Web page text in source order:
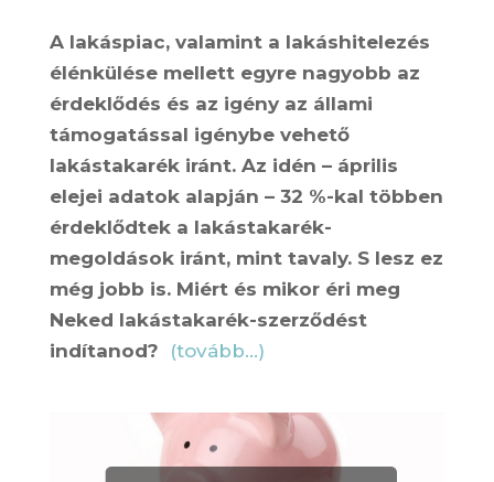
A lakáspiac, valamint a lakáshitelezés
élénkülése mellett egyre nagyobb az
érdeklődés és az igény az állami
támogatással igénybe vehető
lakástakarék iránt. Az idén – április
elejei adatok alapján – 32 %-kal többen
érdeklődtek a lakástakarék-
megoldások iránt, mint tavaly. S lesz ez
még jobb is. Miért és mikor éri meg
Neked lakástakarék-szerződést
indítanod?
(tovább…)